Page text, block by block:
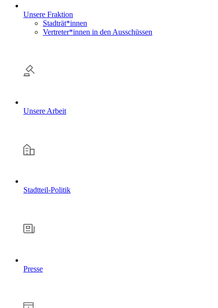
Unsere Fraktion
Stadträt*innen
Vertreter*innen in den Ausschüssen
Unsere Arbeit
Stadtteil-Politik
Presse